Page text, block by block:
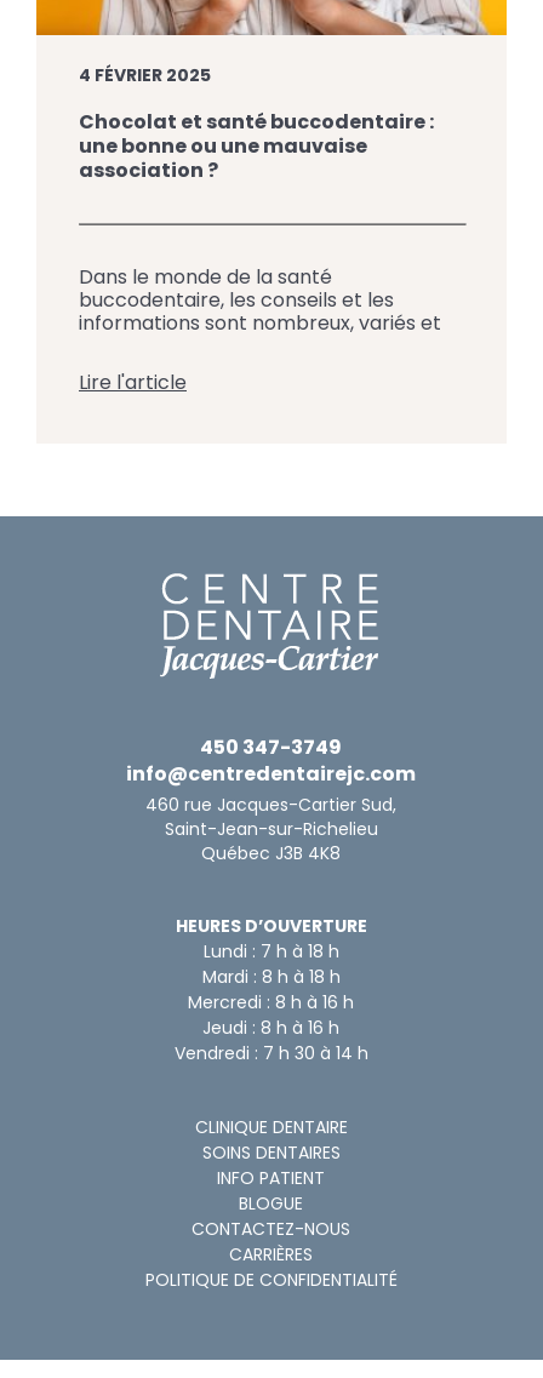
4 FÉVRIER 2025
Chocolat et santé buccodentaire :
une bonne ou une mauvaise
association ?
Dans le monde de la santé
buccodentaire, les conseils et les
informations sont nombreux, variés et
peut lire que le chocolat est une
friandise mauvaise pour les dents
Lire l'article
450 347-3749
info@centredentairejc.com
460 rue Jacques-Cartier Sud,
Saint-Jean-sur-Richelieu
Québec J3B 4K8
HEURES D’OUVERTURE
Lundi : 7 h à 18 h
Mardi : 8 h à 18 h
Mercredi : 8 h à 16 h
Jeudi : 8 h à 16 h
Vendredi : 7 h 30 à 14 h
CLINIQUE DENTAIRE
SOINS DENTAIRES
INFO PATIENT
BLOGUE
CONTACTEZ-NOUS
CARRIÈRES
POLITIQUE DE CONFIDENTIALITÉ